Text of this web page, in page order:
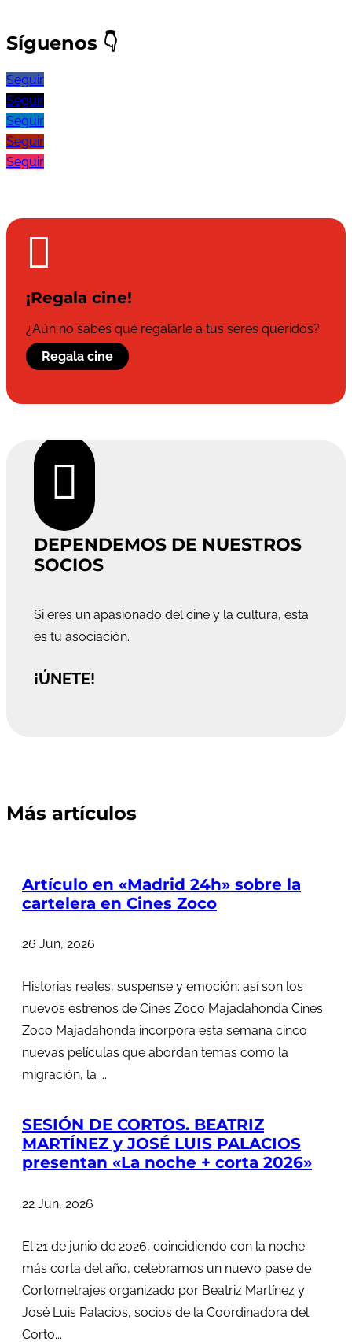
Síguenos 👇
Seguir
Seguir
Seguir
Seguir
Seguir

¡Regala cine!
¿Aún no sabes qué regalarle a tus seres queridos?
Regala cine

DEPENDEMOS DE NUESTROS
SOCIOS
Si eres un apasionado del cine y la cultura, esta
es tu asociación.
¡ÚNETE!
Más artículos
Artículo en «Madrid 24h» sobre la
cartelera en Cines Zoco
26 Jun, 2026
Historias reales, suspense y emoción: así son los
nuevos estrenos de Cines Zoco Majadahonda Cines
Zoco Majadahonda incorpora esta semana cinco
nuevas películas que abordan temas como la
migración, la ...
SESIÓN DE CORTOS. BEATRIZ
MARTÍNEZ y JOSÉ LUIS PALACIOS
presentan «La noche + corta 2026»
22 Jun, 2026
El 21 de junio de 2026, coincidiendo con la noche
más corta del año, celebramos un nuevo pase de
Cortometrajes organizado por Beatriz Martínez y
José Luis Palacios, socios de la Coordinadora del
Corto...